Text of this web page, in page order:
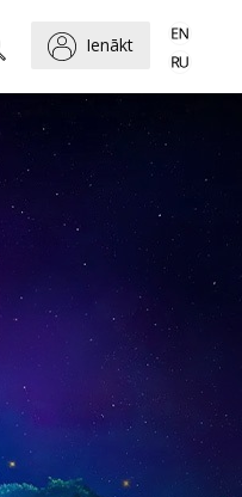
Ienākt